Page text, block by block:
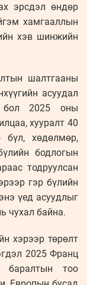
эрсдэл өндөр
хамгааллын
хэв шинжийн
шалтгааны
асуудал
бол 2025 оны
хууралт 40
хөдөлмөр,
бодлогын
тодруулсан
гэр бүлийн
үед асуудлыг
чухал байна.
хэрээр төрөлт
2025 Франц
баралтын тоо